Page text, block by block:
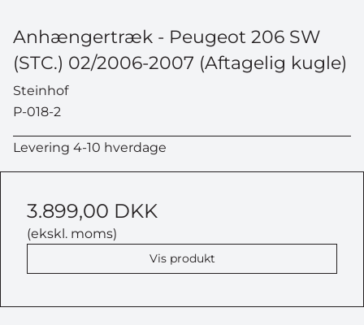
Anhængertræk - Peugeot 206 SW
(STC.) 02/2006-2007 (Aftagelig kugle)
Steinhof
P-018-2
Levering 4-10 hverdage
3.899,00 DKK
(ekskl. moms)
Vis produkt